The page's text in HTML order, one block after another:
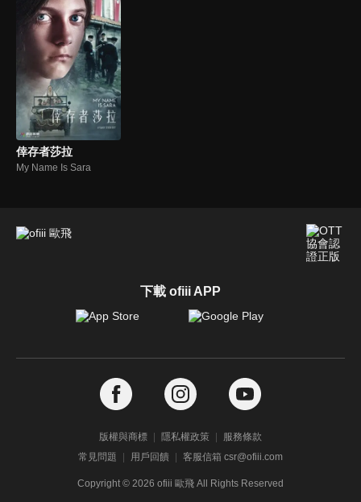
倖存者莎拉
My Name Is Sara
下載 ofiii APP
版權與商標 隱私權政策
服務條款
常見問題
用戶回饋 客服信箱 csr@ofiii.com
Copyright © 2026 ofiii 歐飛 All Rights Reserved